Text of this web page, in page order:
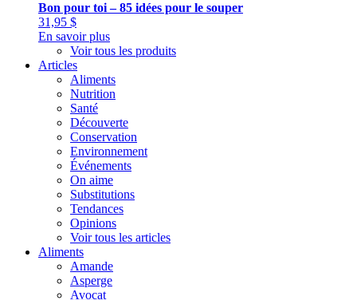
Bon pour toi – 85 idées pour le souper
31,95 $
En savoir plus
Voir tous les produits
Articles
Aliments
Nutrition
Santé
Découverte
Conservation
Environnement
Événements
On aime
Substitutions
Tendances
Opinions
Voir tous les articles
Aliments
Amande
Asperge
Avocat